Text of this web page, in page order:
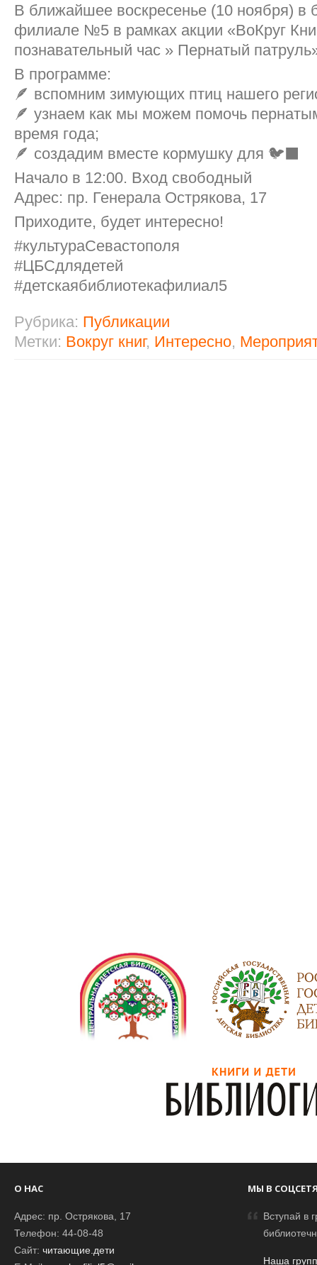
В ближайшее воскресенье (10 ноября) в
филиале №5 в рамках акции «ВоКруг
познавательный час » Пернатый
В программе:
🪶 вспомним зимующих птиц нашего
🪶 узнаем как мы можем помочь
время года;
🪶 создадим вместе кормушку для 🐦‍⬛️
Начало в 12:00. Вход свободный
Адрес: пр. Генерала Острякова, 17
Приходите, будет интересно!
#культураСевастополя
#ЦБСдлядетей
#детскаябиблиотекафилиал5
Рубрика: Публикации
Метки: Вокруг книг, Интересно,
О НАС
Адрес: пр. Острякова, 17
Телефон: 44-08-48
Сайт: читающие.дети
МЫ В
Вступай в
Наша